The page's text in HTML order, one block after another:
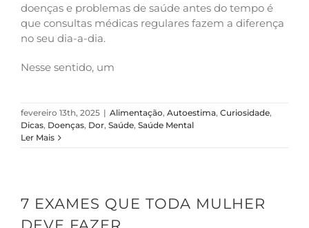
doenças e problemas de saúde antes do tempo é
que consultas médicas regulares fazem a diferença
no seu dia-a-dia.
Nesse sentido, um
fevereiro 13th, 2025 | Alimentação, Autoestima, Curiosidade,
Dicas, Doenças, Dor, Saúde, Saúde Mental
Ler Mais
7 EXAMES QUE TODA MULHER